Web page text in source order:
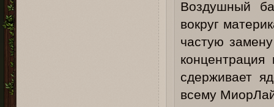
Воздушный
вокруг
частую
сдерживает
всему